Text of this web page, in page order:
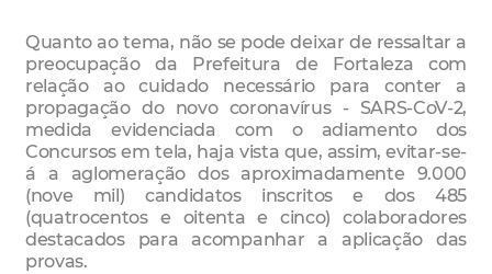
Quanto ao tema, não se pode deixar de ressaltar a
preocupação da Prefeitura de Fortaleza com
relação ao cuidado necessário para conter a
propagação do novo coronavírus - SARS-CoV-2,
medida evidenciada com o adiamento dos
Concursos em tela, haja vista que, assim, evitar-se-
á a aglomeração dos aproximadamente 9.000
(nove mil) candidatos inscritos e dos 485
(quatrocentos e oitenta e cinco) colaboradores
destacados para acompanhar a aplicação das
provas.